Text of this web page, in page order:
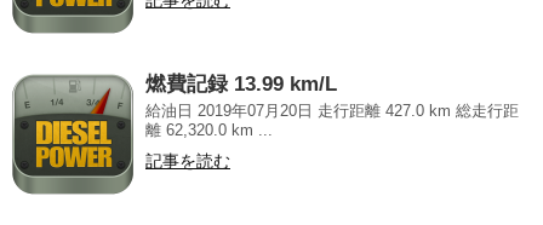
燃費記録 13.99 km/L
給油日 2019年07月20日 走行距離 427.0 km 総走行距
離 62,320.0 km ...
記事を読む